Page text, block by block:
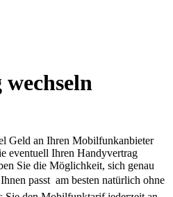
Geld an Ihren Mobilfunkanbieter
eventuell Ihren Handyvertrag
Sie die Möglichkeit, sich genau
passt  am besten natürlich ohne